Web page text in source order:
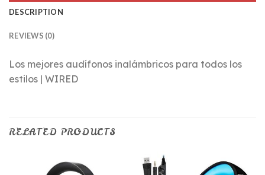
DESCRIPTION
REVIEWS (0)
Los mejores audífonos inalámbricos para todos los
estilos | WIRED
RELATED PRODUCTS